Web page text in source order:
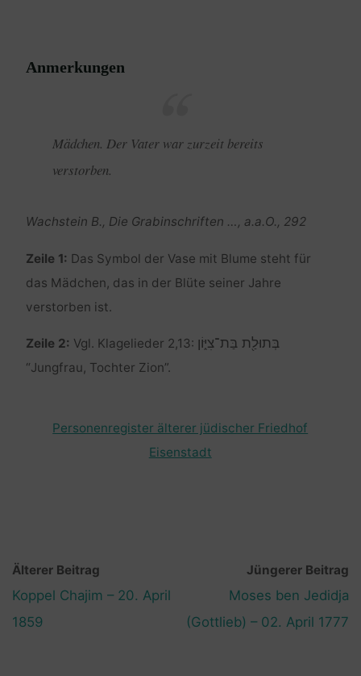
Anmerkungen
Mädchen. Der Vater war zurzeit bereits
verstorben.
Wachstein B., Die Grabinschriften …, a.a.O., 292
Zeile 1: Das Symbol der Vase mit Blume steht für
das Mädchen, das in der Blüte seiner Jahre
verstorben ist.
Zeile 2: Vgl. Klagelieder 2,13: בְּתוּלַ֖ת בַּת־צִיּ֑וֹן
“Jungfrau, Tochter Zion”.
Personenregister älterer jüdischer Friedhof
Eisenstadt
Älterer Beitrag
Koppel Chajim – 20. April
1859
Jüngerer Beitrag
Moses ben Jedidja
(Gottlieb) – 02. April 1777